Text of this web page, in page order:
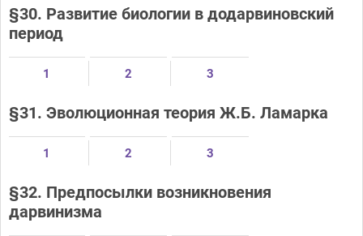
§30. Развитие биологии в додарвиновский
период
1 2 3
§31. Эволюционная теория Ж.Б. Ламарка
1 2 3
§32. Предпосылки возникновения
дарвинизма